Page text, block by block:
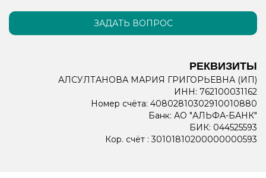
ЗАДАТЬ ВОПРОС
РЕКВИЗИТЫ
АЛСУЛТАНОВА МАРИЯ ГРИГОРЬЕВНА (ИП)
ИНН: 762100031162
Номер счёта: 40802810302910010880
Банк: АО "АЛЬФА-БАНК"
БИК: 044525593
Кор. счёт : 30101810200000000593